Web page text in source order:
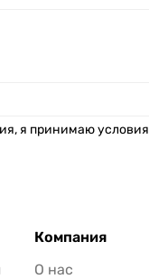
я принимаю условия
Компания
О нас